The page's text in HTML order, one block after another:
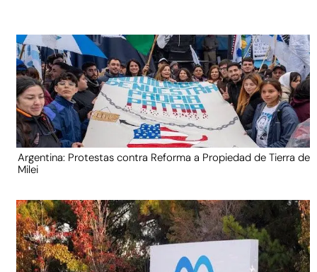
Argentina: Protestas contra Reforma a Propiedad de Tierra de
Milei